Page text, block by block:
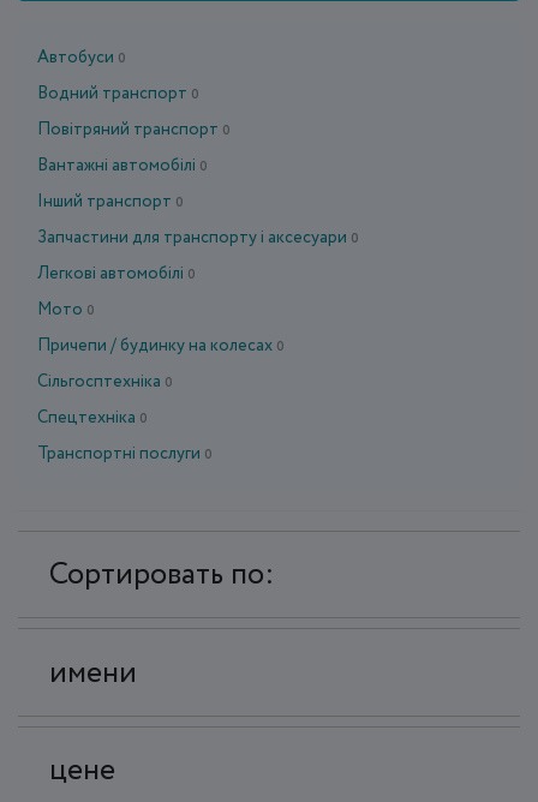
Автобуси 0
Водний транспорт 0
Повітряний транспорт 0
Вантажні автомобілі 0
Інший транспорт 0
Запчастини для транспорту і аксесуари 0
Легкові автомобілі 0
Мото 0
Причепи / будинку на колесах 0
Сільгосптехніка 0
Спецтехніка 0
Транспортні послуги 0
Сортировать по:
имени
цене